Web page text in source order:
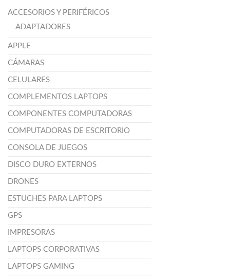
ACCESORIOS Y PERIFÉRICOS
ADAPTADORES
APPLE
CÁMARAS
CELULARES
COMPLEMENTOS LAPTOPS
COMPONENTES COMPUTADORAS
COMPUTADORAS DE ESCRITORIO
CONSOLA DE JUEGOS
DISCO DURO EXTERNOS
DRONES
ESTUCHES PARA LAPTOPS
GPS
IMPRESORAS
LAPTOPS CORPORATIVAS
LAPTOPS GAMING